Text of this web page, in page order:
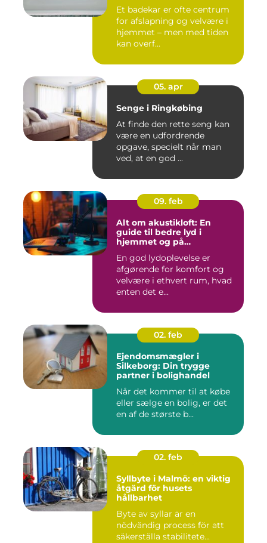
Et badekar er ofte centrum
for afslapning og velvære i
hjemmet – men med tiden
kan overf...
05. apr
Senge i Ringkøbing
At finde den rette seng kan
være en udfordrende
opgave, specielt når man
ved, at en god ...
09. feb
Alt om akustikloft: En
guide til bedre lyd i
hjemmet og på
En god lydoplevelse er
afgørende for komfort og
velvære i ethvert rum, hvad
enten det e...
02. feb
Ejendomsmægler i
Silkeborg: Din trygge
partner i bolighandel
Når det kommer til at købe
eller sælge en bolig, er det
en af de største b...
02. feb
Syllbyte i Malmö: en viktig
åtgärd för husets
hållbarhet
Byte av syllar är en
nödvändig process för att
säkerställa stabilitete...